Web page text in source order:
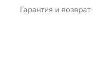
Гарантия и возврат